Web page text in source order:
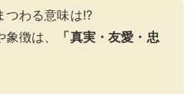
つわる意味は!?
徴は、
「真実・友愛・忠